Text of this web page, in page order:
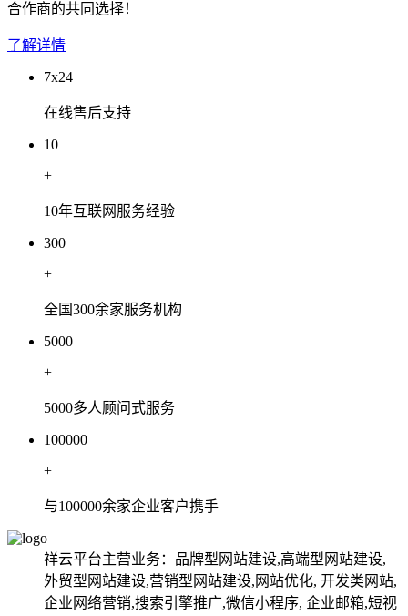
合作商的共同选择！
了解详情
7x24
在线售后支持
10
+
10年互联网服务经验
300
+
全国300余家服务机构
5000
+
5000多人顾问式服务
100000
+
与100000余家企业客户携手
祥云平台主营业务：品牌型网站建设,高端型网站建设,
外贸型网站建设,营销型网站建设,网站优化, 开发类网站,
企业网络营销,搜索引擎推广,微信小程序, 企业邮箱,短视